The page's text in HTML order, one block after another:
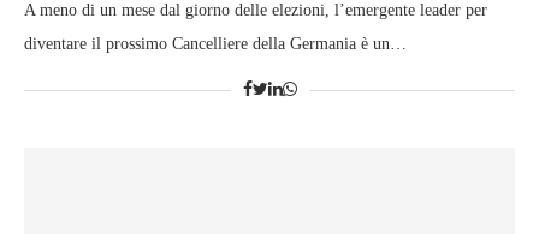
A meno di un mese dal giorno delle elezioni, l’emergente leader per
diventare il prossimo Cancelliere della Germania è un…